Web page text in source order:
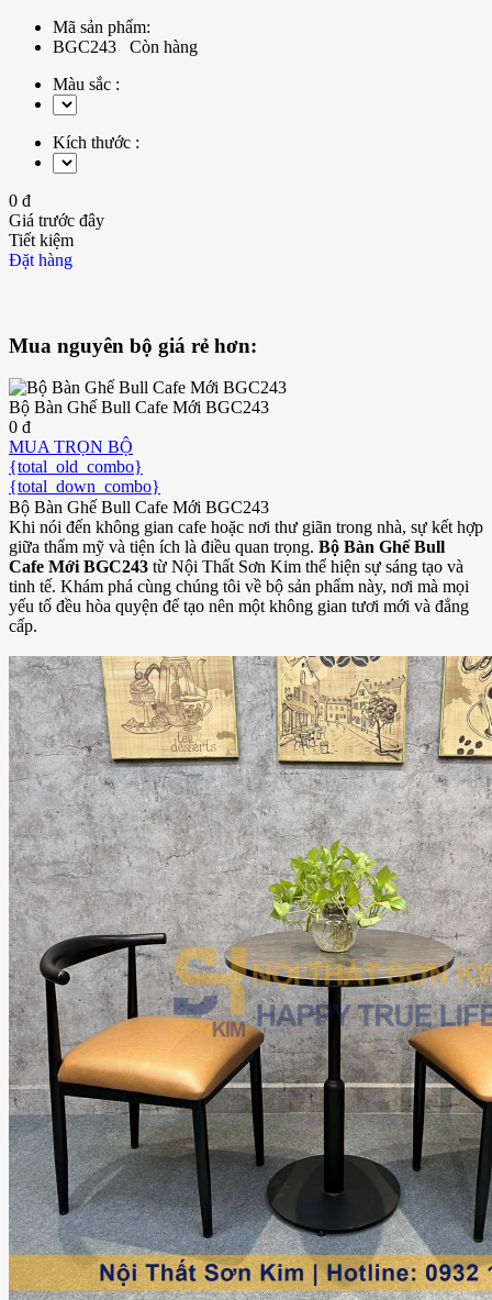
Mã sản phẩm:
BGC243 Còn hàng
Màu sắc :
Kích thước :
0 đ
Giá trước đây
Tiết kiệm
Đặt hàng
Mua nguyên bộ giá rẻ hơn:
Bộ Bàn Ghế Bull Cafe Mới BGC243
0 đ
MUA TRỌN BỘ
{total_old_combo}
{total_down_combo}
Bộ Bàn Ghế Bull Cafe Mới BGC243
Khi nói đến không gian cafe hoặc nơi thư giãn trong nhà, sự kết hợp
giữa thẩm mỹ và tiện ích là điều quan trọng. Bộ Bàn Ghế Bull
Cafe Mới BGC243 từ Nội Thất Sơn Kim thể hiện sự sáng tạo và
tinh tế. Khám phá cùng chúng tôi về bộ sản phẩm này, nơi mà mọi
yếu tố đều hòa quyện để tạo nên một không gian tươi mới và đẳng
cấp.